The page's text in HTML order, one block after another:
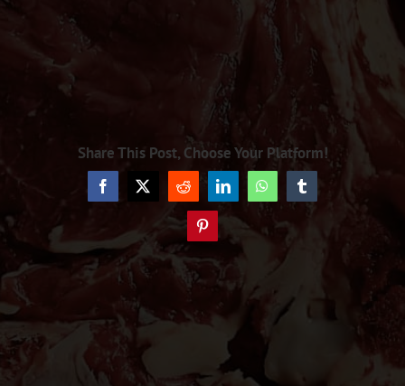
Share This Post, Choose Your Platform!
Facebook
X RedditLinkedInWhatsAppTumblr
Pinterest